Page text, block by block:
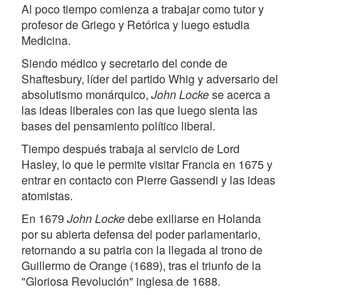
Al poco tiempo comienza a trabajar como tutor y
profesor de Griego y Retórica y luego estudia
Medicina.
Siendo médico y secretario del conde de
Shaftesbury, líder del partido Whig y adversario del
absolutismo monárquico, John Lockese acerca a
las ideas liberales con las que luego sienta las
bases del pensamiento político liberal.
Tiempo después trabaja al servicio de Lord
Hasley, lo que le permite visitar Francia en 1675 y
entrar en contacto con Pierre Gassendi y las ideas
atomistas.
En 1679 John Lockedebe exiliarse en Holanda
por su abierta defensa del poder parlamentario,
retornando a su patria con la llegada al trono de
Guillermo de Orange (1689), tras el triunfo de la
"Gloriosa Revolución" inglesa de 1688.